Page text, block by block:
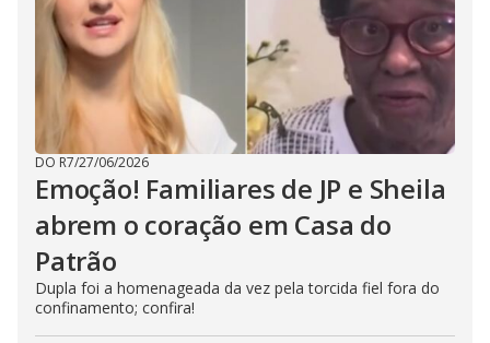
DO R7/27/06/2026
Emoção! Familiares de JP e Sheila
abrem o coração em Casa do
Patrão
Dupla foi a homenageada da vez pela torcida fiel fora do
confinamento; confira!